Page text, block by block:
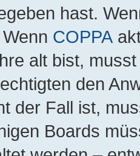
hast.
COPPA
alt bist,
den
der Fall ist,
Boards